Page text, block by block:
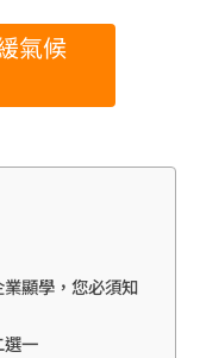
氣候
顯學，您必須知
選一